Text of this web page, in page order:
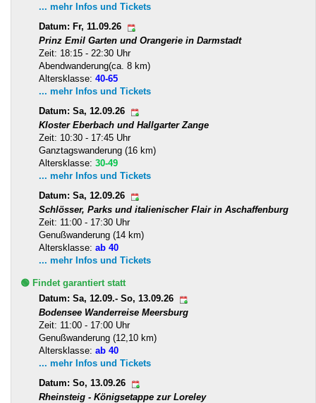
... mehr Infos und Tickets
Datum: Fr, 11.09.26
Prinz Emil Garten und Orangerie in Darmstadt
Zeit: 18:15 - 22:30 Uhr
Abendwanderung(ca. 8 km)
Altersklasse: 40-65
... mehr Infos und Tickets
Datum: Sa, 12.09.26
Kloster Eberbach und Hallgarter Zange
Zeit: 10:30 - 17:45 Uhr
Ganztagswanderung (16 km)
Altersklasse: 30-49
... mehr Infos und Tickets
Datum: Sa, 12.09.26
Schlösser, Parks und italienischer Flair in Aschaffenburg
Zeit: 11:00 - 17:30 Uhr
Genußwanderung (14 km)
Altersklasse: ab 40
... mehr Infos und Tickets
🟢 Findet garantiert statt
Datum: Sa, 12.09.- So, 13.09.26
Bodensee Wanderreise Meersburg
Zeit: 11:00 - 17:00 Uhr
Genußwanderung (12,10 km)
Altersklasse: ab 40
... mehr Infos und Tickets
Datum: So, 13.09.26
Rheinsteig - Königsetappe zur Loreley